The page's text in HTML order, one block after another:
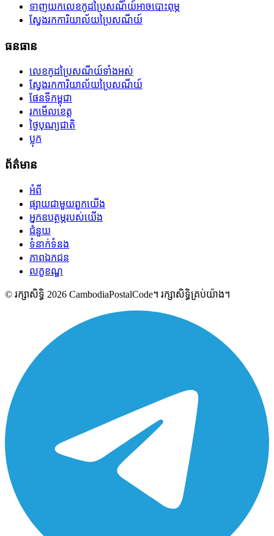
ទាញយកលេខកូដប្រៃសណីយ៍អាចបោះពុម្ភ
ស្វែងរកការិយាល័យប្រៃសណីយ៍
ធនធាន
លេខកូដប្រៃសណីយ៍ទាំងអស់
ស្វែងរកការិយាល័យប្រៃសណីយ៍
ផែនទីកម្ពុជា
រកមើលខេត្ត
ថ្ងៃបុណ្យជាតិ
ប្លុក
ព័ត៌មាន
អំពី
ផ្សាយជាមួយពួកយើង
អ្នកឧបត្ថម្ភរបស់យើង
ជំនួយ
ទំនាក់ទំនង
ភាពឯកជន
លក្ខខណ្ឌ
© រក្សាសិទ្ធិ 2026 CambodiaPostalCode។ រក្សាសិទ្ធិគ្រប់យ៉ាង។